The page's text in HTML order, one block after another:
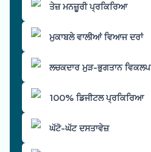
ਤੇਜ਼ ਮਨਜ਼ੂਰੀ ਪ੍ਰਕਿਰਿਆ
ਮੁਕਾਬਲੇ ਵਾਲੀਆਂ ਵਿਆਜ ਦਰਾਂ
ਲਚਕਦਾਰ ਮੁੜ-ਭੁਗਤਾਨ ਵਿਕਲਪ
100% ਡਿਜੀਟਲ ਪ੍ਰਕਿਰਿਆ
ਘੱਟੋ-ਘੱਟ ਦਸਤਾਵੇਜ਼